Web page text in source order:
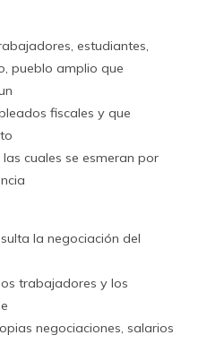
estudiantes,
pueblo amplio que
fiscales y que
cuales se esmeran por
la negociación del
trabajadores y los
negociaciones, salarios